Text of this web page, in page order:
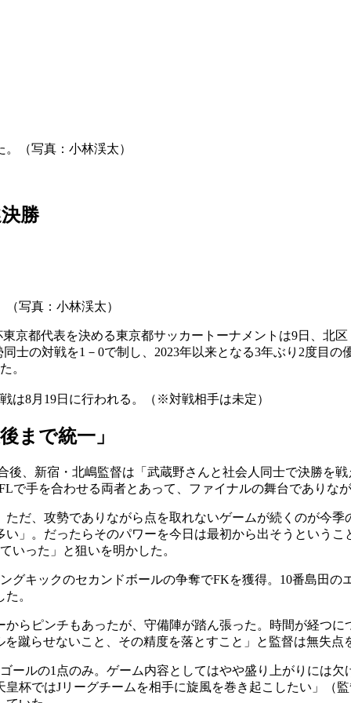
勝
写真：小林渓太）
京都代表を決める東京都サッカートーナメントは9日、北
士の対戦を1－0で制し、2023年以来となる3年ぶり2度目
。
は8月19日に行われる。（※対戦相手は未定）
まで統一」
後、新宿・北嶋監督は「武蔵野さんと社会人同士で決勝を
で手を合わせる両者とあって、ファイナルの舞台でありな
だ、攻勢でありながら点を取れないゲームが続くのが今
」。だったらそのパワーを今日は最初から出そうという
いった」と狙いを明かした。
グキックのセカンドボールの争奪でFKを獲得。10番島田
。
らピンチもあったが、守備陣が踏ん張った。時間が経つ
蹴らせないこと、その精度を落とすこと」と監督は無失点
ールの1点のみ。ゲーム内容としてはやや盛り上がりには
杯ではJリーグチームを相手に旋風を巻き起こしたい」（